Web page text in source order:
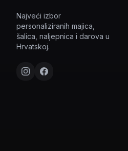
Najveći izbor
personaliziranih majica,
šalica, naljepnica i darova u
Hrvatskoj.